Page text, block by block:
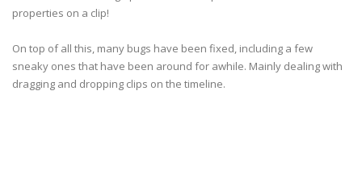
properties on a clip!
On top of all this, many bugs have been fixed, including a few
sneaky ones that have been around for awhile. Mainly dealing with
dragging and dropping clips on the timeline.